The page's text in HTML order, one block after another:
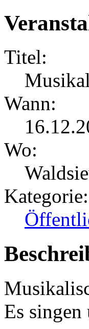
Titel:
Wann:
Wo:
Kategorie:
Es